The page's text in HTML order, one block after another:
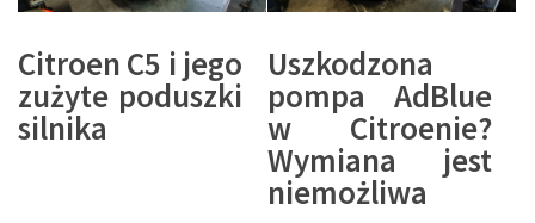
Citroen C5 i jego
zużyte poduszki
silnika
Uszkodzona
pompa AdBlue
w Citroenie?
Wymiana jest
niemożliwa